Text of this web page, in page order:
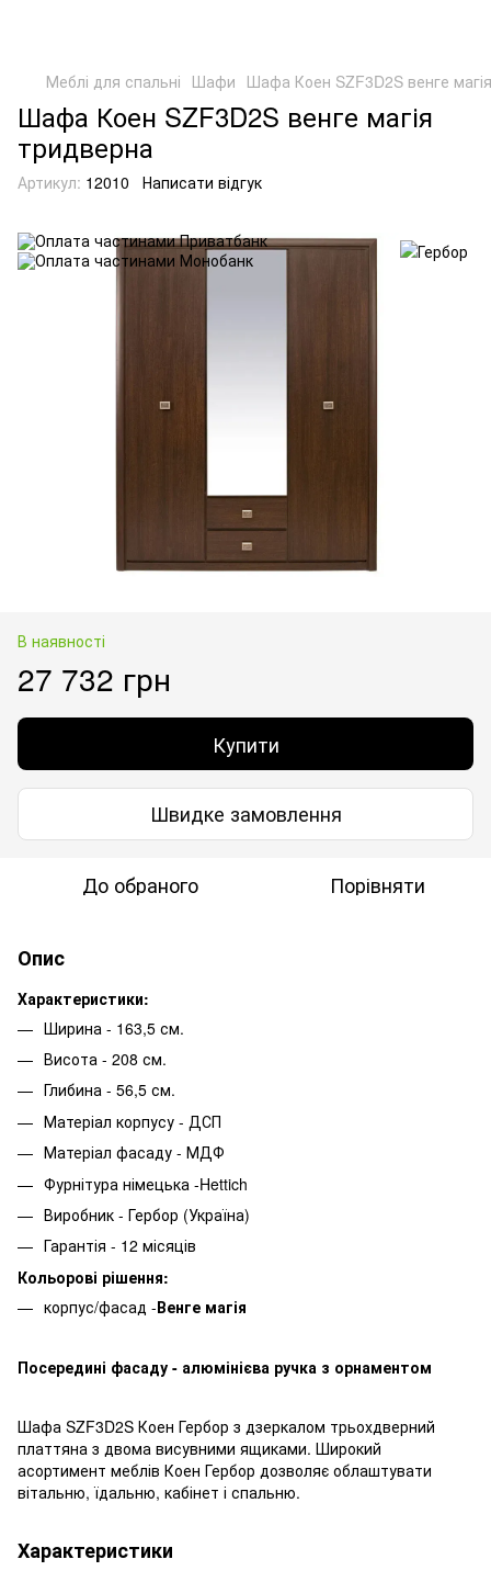
Меблі для спальні Шафи Шафа Коен SZF3D2S венге
Шафа Коен SZF3D2S венге магія
тридверна
Артикул: 12010 Написати відгук
В наявності
27 732 грн
Купити
Швидке замовлення
До обраного Порівняти
Опис
Характеристики:
Ширина - 163,5 см.
Висота - 208 см.
Глибина - 56,5 см.
Матеріал корпусу - ДСП
Матеріал фасаду - МДФ
Фурнітура німецька -Hettich
Виробник - Гербор (Україна)
Гарантія - 12 місяців
Кольорові рішення:
корпус/фасад -Венге магія
Посередині фасаду - алюмінієва ручка з орнаментом
Шафа SZF3D2S Коен Гербор з дзеркалом трьохдверний
платтяна з двома висувними ящиками. Широкий
асортимент меблів Коен Гербор дозволяє облаштувати
вітальню, їдальню, кабінет і спальню.
Характеристики